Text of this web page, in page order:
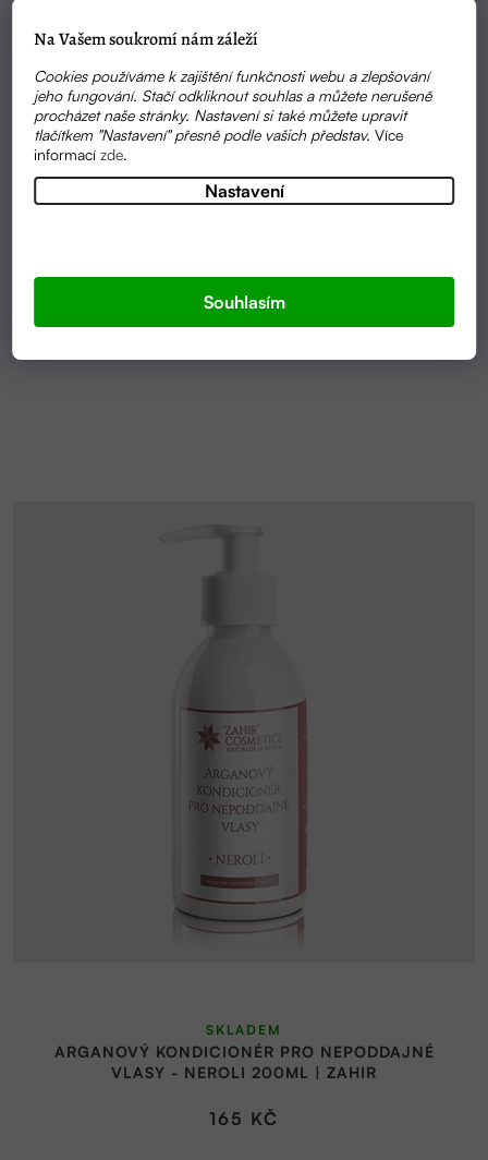
Na Vašem soukromí nám záleží
Cookies používáme k zajištění funkčnosti webu a zlepšování
jeho fungování. Stačí odkliknout souhlas a můžete nerušeně
procházet naše stránky. Nastavení si také můžete upravit
tlačítkem "Nastavení" přesně podle vašich představ.Více
informacízde.
Nastavení
Souhlasím
SÉRUM PRO POSÍLENÍ VLASŮ | ZAHIR
ARGANOVÝ KONDICIONÉR PRO NEPODDAJNÉ
VLASY - NEROLI 200ML | ZAHIR
SKLADEM
165 KČ